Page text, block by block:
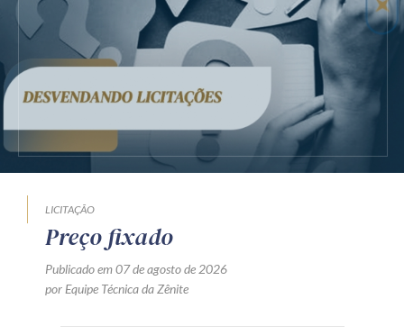
LICITAÇÃO
Preço fixado
Publicado em 07 de agosto de 2026
por Equipe Técnica da Zênite